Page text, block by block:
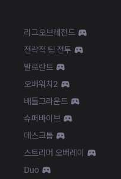
리그오브레전드
전략적 팀 전투
발로란트
오버워치2
배틀그라운드
슈퍼바이브
데스크톱
스트리머 오버레이
Duo